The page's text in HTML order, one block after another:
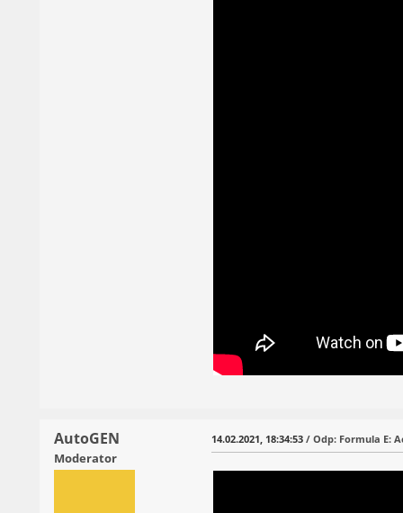
AutoGEN
Moderator
14.02.2021, 18:34:53 / Odp: Formula E: